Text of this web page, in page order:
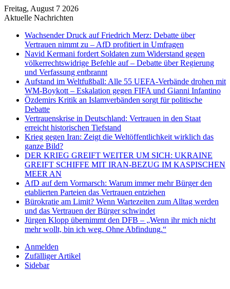
Freitag, August 7 2026
Aktuelle Nachrichten
Wachsender Druck auf Friedrich Merz: Debatte über
Vertrauen nimmt zu – AfD profitiert in Umfragen
Navid Kermani fordert Soldaten zum Widerstand gegen
völkerrechtswidrige Befehle auf – Debatte über Regierung
und Verfassung entbrannt
Aufstand im Weltfußball: Alle 55 UEFA-Verbände drohen mit
WM-Boykott – Eskalation gegen FIFA und Gianni Infantino
Özdemirs Kritik an Islamverbänden sorgt für politische
Debatte
Vertrauenskrise in Deutschland: Vertrauen in den Staat
erreicht historischen Tiefstand
Krieg gegen Iran: Zeigt die Weltöffentlichkeit wirklich das
ganze Bild?
DER KRIEG GREIFT WEITER UM SICH: UKRAINE
GREIFT SCHIFFE MIT IRAN-BEZUG IM KASPISCHEN
MEER AN
AfD auf dem Vormarsch: Warum immer mehr Bürger den
etablierten Parteien das Vertrauen entziehen
Bürokratie am Limit? Wenn Wartezeiten zum Alltag werden
und das Vertrauen der Bürger schwindet
Jürgen Klopp übernimmt den DFB – „Wenn ihr mich nicht
mehr wollt, bin ich weg. Ohne Abfindung.“
Anmelden
Zufälliger Artikel
Sidebar